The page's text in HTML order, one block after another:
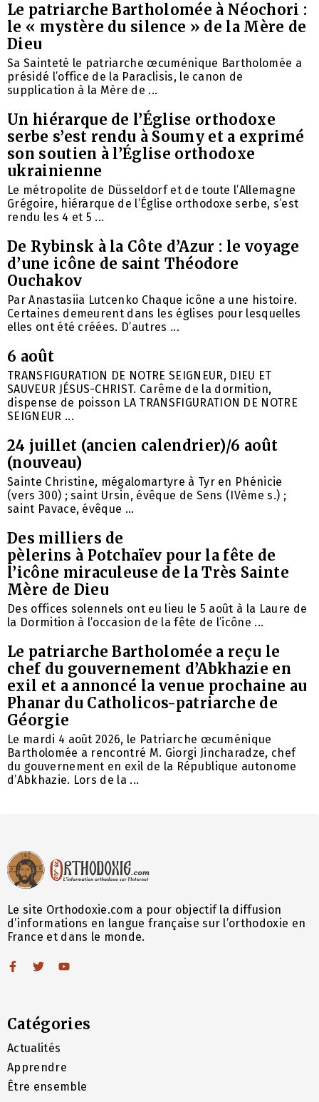
Le patriarche Bartholomée à Néochori :
le « mystère du silence » de la Mère de
Dieu
Sa Sainteté le patriarche œcuménique Bartholomée a
présidé l’office de la Paraclisis, le canon de
supplication à la Mère de ...
Un hiérarque de l’Église orthodoxe
serbe s’est rendu à Soumy et a exprimé
son soutien à l’Église orthodoxe
ukrainienne
Le métropolite de Düsseldorf et de toute l’Allemagne
Grégoire, hiérarque de l’Église orthodoxe serbe, s’est
rendu les 4 et 5 ...
De Rybinsk à la Côte d’Azur : le voyage
d’une icône de saint Théodore
Ouchakov
Par Anastasiia Lutcenko Chaque icône a une histoire.
Certaines demeurent dans les églises pour lesquelles
elles ont été créées. D’autres ...
6 août
TRANSFIGURATION DE NOTRE SEIGNEUR, DIEU ET
SAUVEUR JÉSUS-CHRIST. Carême de la dormition,
dispense de poisson LA TRANSFIGURATION DE NOTRE
SEIGNEUR ...
24 juillet (ancien calendrier)/6 août
(nouveau)
Sainte Christine, mégalomartyre à Tyr en Phénicie
(vers 300) ; saint Ursin, évêque de Sens (IVème s.) ;
saint Pavace, évêque ...
Des milliers de
pèlerins à Potchaïev pour la fête de
l’icône miraculeuse de la Très Sainte
Mère de Dieu
Des offices solennels ont eu lieu le 5 août à la Laure de
la Dormition à l’occasion de la fête de l’icône ...
Le patriarche Bartholomée a reçu le
chef du gouvernement d’Abkhazie en
exil et a annoncé la venue prochaine au
Phanar du Catholicos-patriarche de
Géorgie
Le mardi 4 août 2026, le Patriarche œcuménique
Bartholomée a rencontré M. Giorgi Jincharadze, chef
du gouvernement en exil de la République autonome
d’Abkhazie. Lors de la ...
Le site Orthodoxie.com a pour objectif la diffusion
d’informations en langue française sur l’orthodoxie en
France et dans le monde.
Catégories
Actualités
Apprendre
Être ensemble